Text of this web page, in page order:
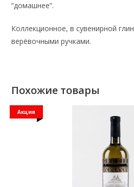
“домашнее”.
Коллекционное, в сувенирной
верёвочными ручками.
Похожие товары
Акция